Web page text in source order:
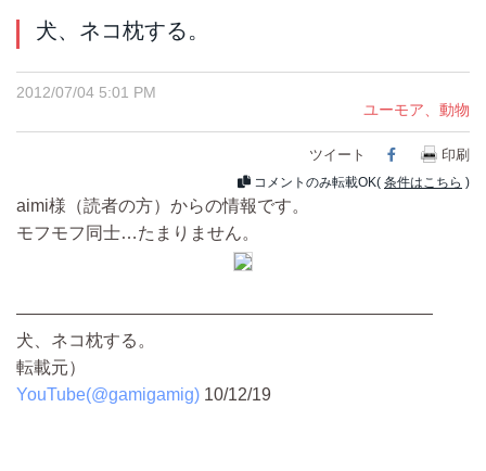
犬、ネコ枕する。
2012/07/04 5:01 PM
ユーモア、動物
ツイート Facebook
印刷
コメントのみ転載OK( 条件はこちら )
aimi様（読者の方）からの情報です。
モフモフ同士…たまりません。
————————————————————————
犬、ネコ枕する。
転載元）
YouTube(@gamigamig) 10/12/19